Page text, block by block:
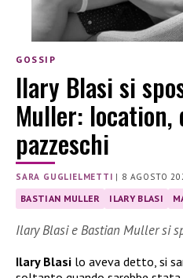
GOSSIP
Ilary Blasi si
Muller: location,
pazzeschi
SARA GUGLIELMETTI | 8 AGOSTO
BASTIAN MULLER ILARY BLASI
Ilary Blasi e Bastian Muller si
Ilary Blasi lo aveva detto, si